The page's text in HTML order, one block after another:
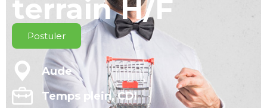
terrain H/F
Postuler
Aude
Temps plein, CDI